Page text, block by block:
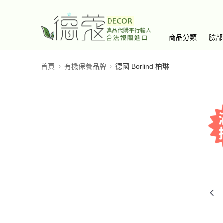
商品分類 臉
首頁 有機保養品牌 德國 Borlind 柏琳